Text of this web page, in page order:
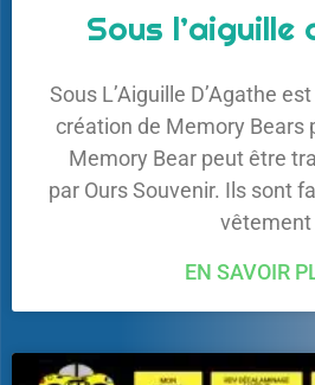
Sous l’aiguille
Sous L’Aiguille D’Agathe
création de Memory Bears
Memory Bear peut être
par Ours Souvenir. Ils sont
vêtement
EN SAVOIR